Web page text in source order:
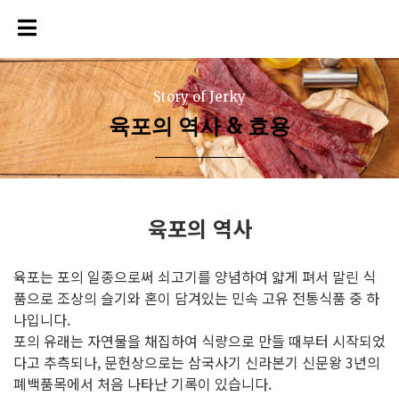
Story of Jerky
육포의 역사 & 효용
육포의 역사
육포는 포의 일종으로써 쇠고기를 양념하여 얇게 펴서 말린 식
품으로 조상의 슬기와 혼이 담겨있는 민속 고유 전통식품 중 하
나입니다.
포의 유래는 자연물을 채집하여 식량으로 만들 때부터 시작되었
다고 추측되나, 문헌상으로는 삼국사기 신라본기 신문왕 3년의
폐백품목에서 처음 나타난 기록이 있습니다.